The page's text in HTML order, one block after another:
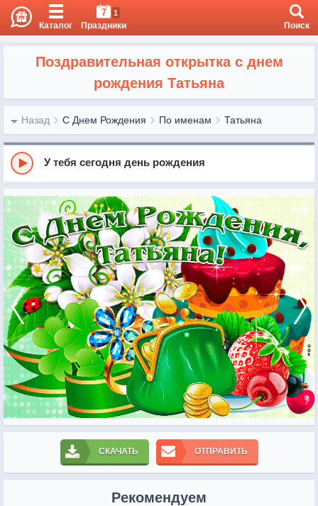
Каталог
7 1
Праздники Поиск
Поздравительная открытка с днем
рождения Татьяна
Назад С Днем Рождения По именам Татьяна
У тебя сегодня день рождения
СКАЧАТЬ ОТПРАВИТЬ
Рекомендуем